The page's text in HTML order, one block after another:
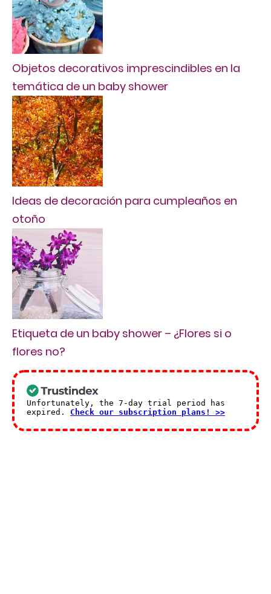
Objetos decorativos imprescindibles en la
temática de un baby shower
Ideas de decoración para cumpleaños en
otoño
Etiqueta de un baby shower – ¿Flores si o
flores no?